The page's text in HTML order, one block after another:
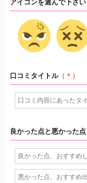
アイコンを選んで下さい
口コミタイトル（＊）
良かった点と悪かった点